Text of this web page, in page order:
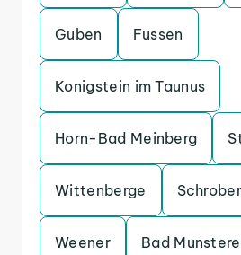
Guben Fussen
Konigstein im Taunus
Horn-Bad Meinberg
Wittenberge
Weener Bad